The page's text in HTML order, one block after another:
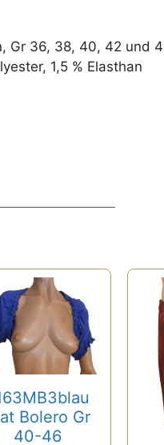
Gr 36, 38, 40, 42 und
1,5 % Elasthan
Bolero Gr
40-46